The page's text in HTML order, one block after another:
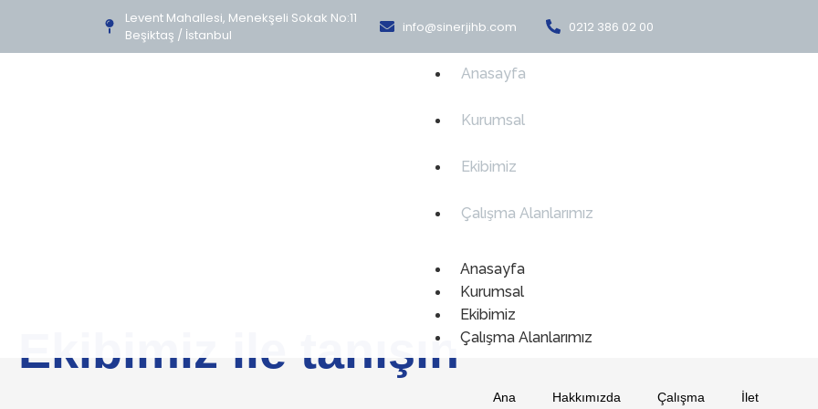
Levent Mahallesi, Menekşeli Sokak No:11
Beşiktaş / İstanbul
info@sinerjihb.com 0212 386 02 00
Anasayfa
Kurumsal
Ekibimiz
Çalışma Alanlarımız
Anasayfa
Kurumsal
Ekibimiz
Çalışma Alanlarımız
Ana Hakkımızda Çalışma İlet
Ekibimiz ile tanışın